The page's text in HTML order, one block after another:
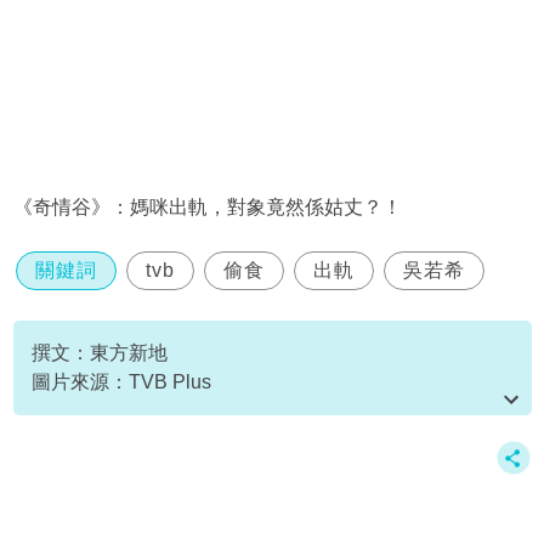
《奇情谷》：媽咪出軌，對象竟然係姑丈？！
關鍵詞 tvb 偷食 出軌 吳若希
撰文：東方新地
圖片來源：TVB Plus
資料或影片來源：原文刊於新假期